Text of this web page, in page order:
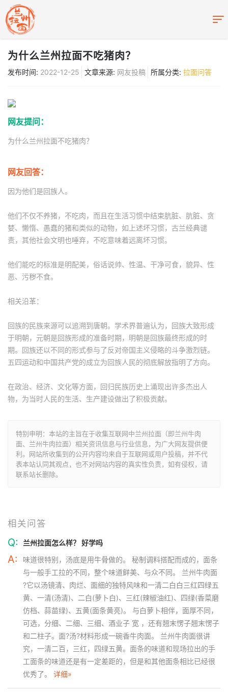
为什么兰州拉面不吃猪肉？
发布时间: 2022-12-25 文章来源: 网友投稿 所属分类: 拉面问答
网友提问：
为什么兰州拉面不吃猪肉？
网友回答：
因为他们是回族人。
他们不仅不养猪，不吃肉，而且在生活习惯中结束肮脏、肮脏、贪
婪、懒惰、愚蠢的猪和类似的动物，如上述坏习惯，古兰经典谴
责，其他社会文明也唾弃，不吃意味着远离坏习惯。
他们能吃的标准是明配美，俗话说帅、性温、干净可食，貌异、性
恶、污秽不食。
相关沿革：
回族的民族来源可以追溯到唐朝。学术界普遍认为，回族大致形成
于明朝，元朝是回族形成的准备时期，明朝是回族最终形成的时
期。回族还以不同的形式参与了反对帝国主义侵略的斗争激烈链。
五四运动和中国共产党的成立为回族人民的彻底解放指明了方向。
在政治、经济、文化等方面，回归民族历史上涌现出许多杰出人
物，为当时人民的生活、生产建设做出了积极贡献。
特别申明：本站的主旨在于收集互联网中兰州拉面（即兰州牛肉
面、兰州牛肉拉面）相关资讯信息与行业信息，为广大网友提供便
利。网站所收集到的公开内容均来自于互联网或用户投稿，并不代
表本站认同其观点，也不对网站内容的真实性负责，如有侵权，请
联系站长删除。
相关问答
Q: 兰州拉面怎么样？ 好学吗
A:
味道很特别，汤底是用牛骨做的。 秘制调料搭配而成的，面条
与一般手工拉的不同，整个味道鲜美、与众不同。 兰州牛肉面
?它以汤镜清、肉烂、面细的独特风味和一清二白白三红四绿五
黄、一清(汤清)、二白(萝卜白)、三红(辣椒油红)、四绿(香菜磨
仿档、蒜苗绿)、五黄(面条黄亮)。 与白萝卜相伴，面厚不同，
可选，分细、二细、三细、酒业子 宽 ，还有翘末愣子翘末愣子
和二柱子。面?汤?材料形成一碗香牛肉面。 兰州牛肉面很讲
究，一清二百，三红，四绿五黄。面条的味道和现场拉出的手
工面条的味道还是有一定差距的，但是和其他面条相比已经很
优秀了。 详细»